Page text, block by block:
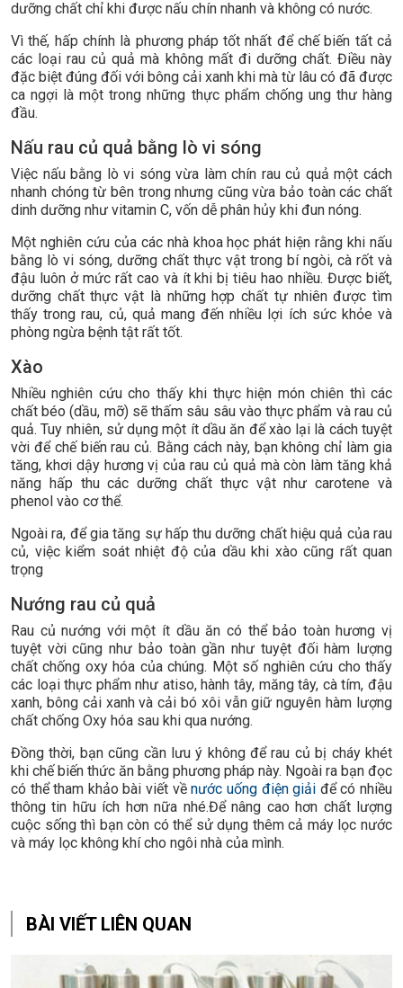
dưỡng chất chỉ khi được nấu chín nhanh và không có nước.
Vì thế, hấp chính là phương pháp tốt nhất để chế biến tất cả
các loại rau củ quả mà không mất đi dưỡng chất. Điều này
đặc biệt đúng đối với bông cải xanh khi mà từ lâu có đã được
ca ngợi là một trong những thực phẩm chống ung thư hàng
đầu.
Nấu rau củ quả bằng lò vi sóng
Việc nấu bằng lò vi sóng vừa làm chín rau củ quả một cách
nhanh chóng từ bên trong nhưng cũng vừa bảo toàn các chất
dinh dưỡng như vitamin C, vốn dễ phân hủy khi đun nóng.
Một nghiên cứu của các nhà khoa học phát hiện rằng khi nấu
bằng lò vi sóng, dưỡng chất thực vật trong bí ngòi, cà rốt và
đậu luôn ở mức rất cao và ít khi bị tiêu hao nhiều. Được biết,
dưỡng chất thực vật là những hợp chất tự nhiên được tìm
thấy trong rau, củ, quả mang đến nhiều lợi ích sức khỏe và
phòng ngừa bệnh tật rất tốt.
Xào
Nhiều nghiên cứu cho thấy khi thực hiện món chiên thì các
chất béo (dầu, mỡ) sẽ thấm sâu sâu vào thực phẩm và rau củ
quả. Tuy nhiên, sử dụng một ít dầu ăn để xào lại là cách tuyệt
vời để chế biến rau củ. Bằng cách này, bạn không chỉ làm gia
tăng, khơi dậy hương vị của rau củ quả mà còn làm tăng khả
năng hấp thu các dưỡng chất thực vật như carotene và
phenol vào cơ thể.
Ngoài ra, để gia tăng sự hấp thu dưỡng chất hiệu quả của rau
củ, việc kiểm soát nhiệt độ của dầu khi xào cũng rất quan
trọng
Nướng rau củ quả
Rau củ nướng với một ít dầu ăn có thể bảo toàn hương vị
tuyệt vời cũng như bảo toàn gần như tuyệt đối hàm lượng
chất chống oxy hóa của chúng. Một số nghiên cứu cho thấy
các loại thực phẩm như atiso, hành tây, măng tây, cà tím, đậu
xanh, bông cải xanh và cải bó xôi vẫn giữ nguyên hàm lượng
chất chống Oxy hóa sau khi qua nướng.
Đồng thời, bạn cũng cần lưu ý không để rau củ bị cháy khét
khi chế biến thức ăn bằng phương pháp này. Ngoài ra bạn đọc
có thể tham khảo bài viết vềnước uống điện giải để có nhiều
thông tin hữu ích hơn nữa nhé.Để nâng cao hơn chất lượng
cuộc sống thì bạn còn có thể sử dụng thêm cả máy lọc nước
và máy lọc không khí cho ngôi nhà của mình.
BÀI VIẾT LIÊN QUAN